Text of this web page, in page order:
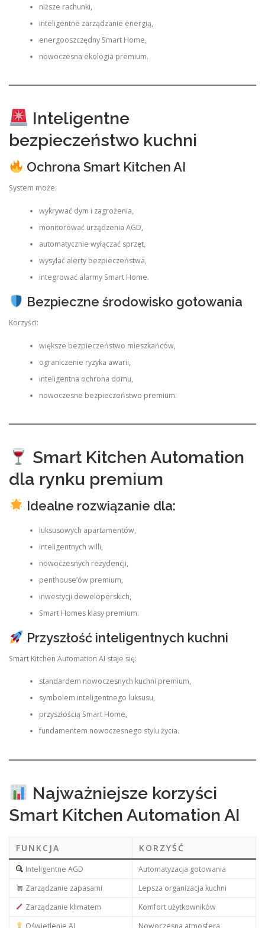
niższe rachunki,
inteligentne zarządzanie energią,
energooszczędny Smart Home,
nowoczesna ekologia premium.
Inteligentne
bezpieczeństwo kuchni
Ochrona Smart Kitchen AI
System może:
wykrywać dym i zagrożenia,
monitorować urządzenia AGD,
automatycznie wyłączać sprzęt,
wysyłać alerty bezpieczeństwa,
integrować alarmy Smart Home.
Bezpieczne środowisko gotowania
Korzyści:
większe bezpieczeństwo mieszkańców,
ograniczenie ryzyka awarii,
inteligentna ochrona domu,
nowoczesne bezpieczeństwo premium.
Smart Kitchen Automation
dla rynku premium
Idealne rozwiązanie dla:
luksusowych apartamentów,
inteligentnych willi,
nowoczesnych rezydencji,
penthouse’ów premium,
inwestycji deweloperskich,
Smart Homes klasy premium.
Przyszłość inteligentnych kuchni
Smart Kitchen Automation AI staje się:
standardem nowoczesnych kuchni premium,
symbolem inteligentnego luksusu,
przyszłością Smart Home,
fundamentem nowoczesnego stylu życia.
Najważniejsze korzyści
Smart Kitchen Automation AI
FUNKCJA KORZYŚĆ
Inteligentne AGD
Automatyzacja gotowania
Zarządzanie zapasami
Lepsza organizacja kuchni
Zarządzanie klimatem
Komfort użytkowników